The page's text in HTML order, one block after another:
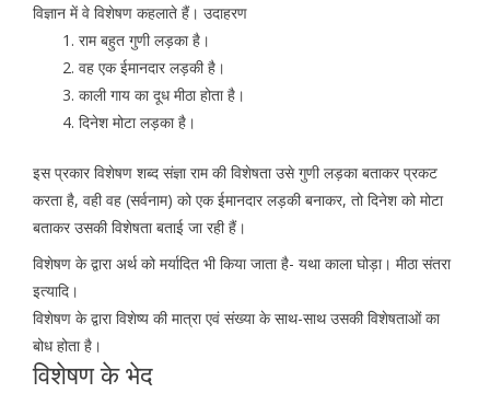
विज्ञान में वे विशेषण कहलाते हैं। उदाहरण
राम बहुत गुणी लड़का है।
वह एक ईमानदार लड़की है।
काली गाय का दूध मीठा होता है।
दिनेश मोटा लड़का है।
इस प्रकार विशेषण शब्द संज्ञा राम की विशेषता उसे गुणी लड़का बताकर प्रकट
करता है, वही वह (सर्वनाम) को एक ईमानदार लड़की बनाकर, तो दिनेश को मोटा
बताकर उसकी विशेषता बताई जा रही हैं।
विशेषण के द्वारा अर्थ को मर्यादित भी किया जाता है- यथा काला घोड़ा। मीठा संतरा
इत्यादि।
विशेषण के द्वारा विशेष्य की मात्रा एवं संख्या के साथ-साथ उसकी विशेषताओं का
बोध होता है।
विशेषण के भेद